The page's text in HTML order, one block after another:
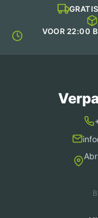
VOOR 22:00